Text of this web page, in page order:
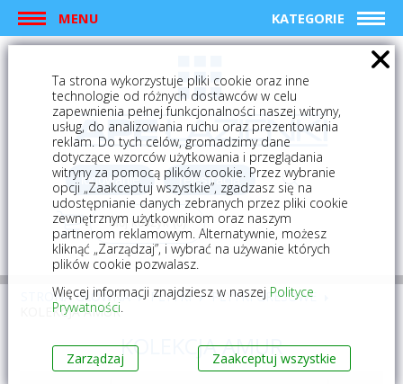
MENU KATEGORIE
logowanie rejestracja
Mój koszyk (0)
STRONA GŁÓWNA PŁYTKI
PŁYTKI GRESOWE
KOLEKCJA AMUR
KOLEKCJA AMUR
Ta strona wykorzystuje pliki cookie oraz inne
technologie od różnych dostawców w celu
zapewnienia pełnej funkcjonalności naszej witryny,
usług, do analizowania ruchu oraz prezentowania
reklam. Do tych celów, gromadzimy dane
dotyczące wzorców użytkowania i przeglądania
witryny za pomocą plików cookie. Przez wybranie
opcji „Zaakceptuj wszystkie”, zgadzasz się na
udostępnianie danych zebranych przez pliki cookie
zewnętrznym użytkownikom oraz naszym
partnerom reklamowym. Alternatywnie, możesz
kliknąć „Zarządzaj”, i wybrać na używanie których
plików cookie pozwalasz.
Więcej informacji znajdziesz w naszej Polityce
Prywatności.
Zarządzaj Zaakceptuj wszystkie